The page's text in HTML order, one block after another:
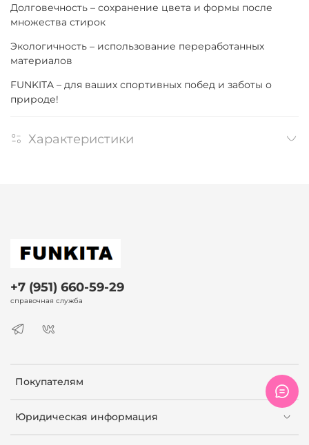
Долговечность – сохранение цвета и формы после
множества стирок
Экологичность – использование переработанных
материалов
FUNKITA – для ваших спортивных побед и заботы о
природе!
Характеристики
Покупателям
Юридическая информация
+7 (951) 660-59-29
справочная служба